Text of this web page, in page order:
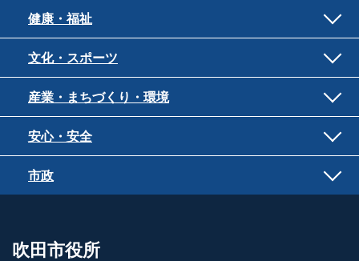
健康・福祉
文化・スポーツ
産業・まちづくり・環境
安心・安全
市政
吹田市役所